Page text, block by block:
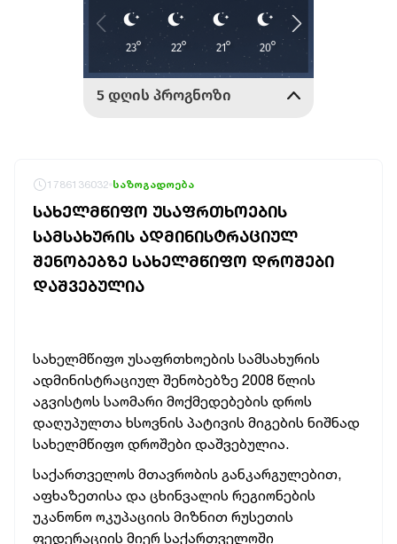
1786136032 საზოგადოება
ᲡᲐᲮᲔᲚᲛᲬᲘᲤᲝ ᲣᲡᲐᲤᲠᲗᲮᲝᲔᲑᲘᲡ
ᲡᲐᲛᲡᲐᲮᲣᲠᲘᲡ ᲐᲓᲛᲘᲜᲘᲡᲢᲠᲐᲪᲘᲣᲚ
ᲨᲔᲜᲝᲑᲔᲑᲖᲔ ᲡᲐᲮᲔᲚᲛᲬᲘᲤᲝ ᲓᲠᲝᲨᲔᲑᲘ
ᲓᲐᲨᲕᲔᲑᲣᲚᲘᲐ
სახელმწიფო უსაფრთხოების სამსახურის
ადმინისტრაციულ შენობებზე 2008 წლის
აგვისტოს საომარი მოქმედებების დროს
დაღუპულთა ხსოვნის პატივის მიგების ნიშნად
სახელმწიფო დროშები დაშვებულია.
საქართველოს მთავრობის განკარგულებით,
აფხაზეთისა და ცხინვალის რეგიონების
უკანონო ოკუპაციის მიზნით რუსეთის
ფედერაციის მიერ საქართველოში